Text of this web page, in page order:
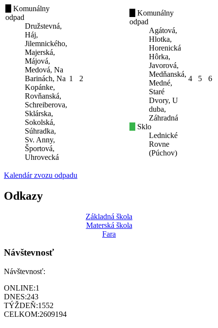
Komunálny
odpad
Družstevná,
Háj,
Jilemnického,
Majerská,
Májová,
Medová, Na
Barinách, Na
Kopánke,
Rovňanská,
Schreiberova,
Sklárska,
Sokolská,
Súhradka,
Sv. Anny,
Športová,
Uhrovecká
1 2
Komunálny
odpad
Agátová,
Hlotka,
Horenická
Hôrka,
Javorová,
Medňanská,
Medné,
Staré
Dvory, U
duba,
Záhradná
Sklo
Lednické
Rovne
(Púchov)
4 5 6
Kalendár zvozu odpadu
Odkazy
Základná škola
Materská škola
Fara
Návštevnosť
Návštevnosť:
ONLINE:1
DNES:243
TÝŽDEŇ:1552
CELKOM:2609194